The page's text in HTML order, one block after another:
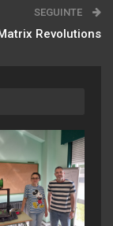
SEGUINTE
Revolutions